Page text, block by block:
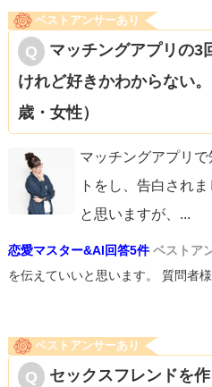
ベストアンサーあり
マッチングアプリの3
けれど好きかわからない
歳・女性）
マッチングアプリ
トをし、告白され
と思いますが、 ...
恋愛マスター&AI回答5件 ベストア
を伝えていいと思います。 質問者
ベストアンサーあり
セックスフレンドを